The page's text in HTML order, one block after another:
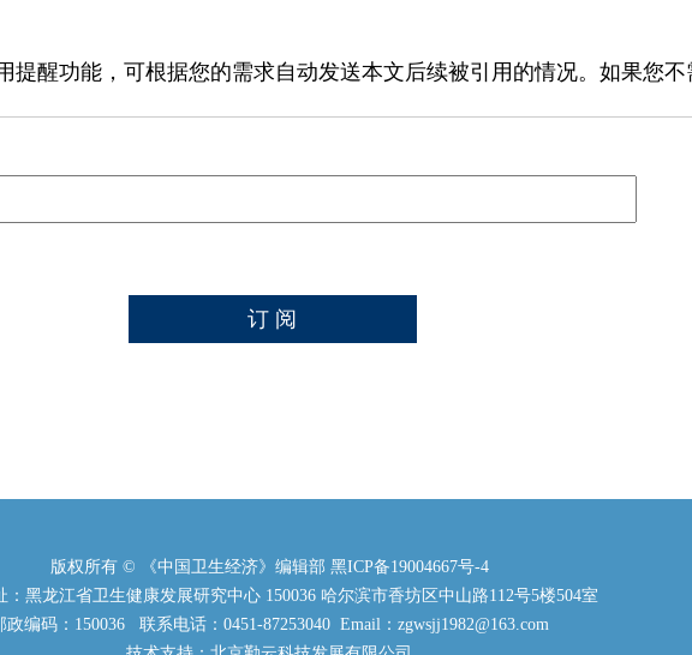
提醒功能，可根据您的需求自动发送本文后续被引用的情况。如果您不
版权所有 © 《中国卫生经济》编辑部 黑ICP备19004667号-4
：黑龙江省卫生健康发展研究中心 150036 哈尔滨市香坊区中山路112号5楼504室
政编码：150036 联系电话：0451-87253040 Email：zgwsjj1982@163.com